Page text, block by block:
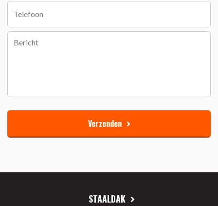
Verzenden
STAALDAK